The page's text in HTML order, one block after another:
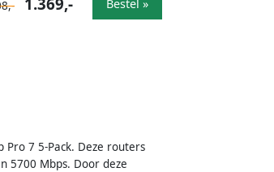
Bestel »
Pro 7 5-Pack. Deze routers
5700 Mbps. Door deze